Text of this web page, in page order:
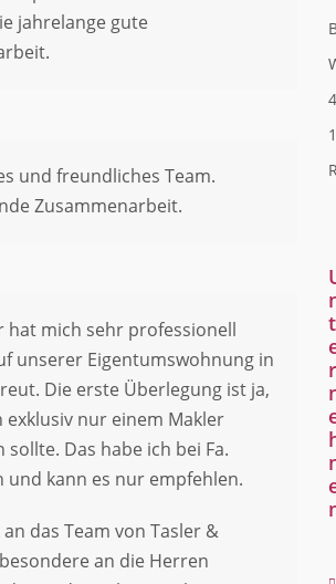
jahrelange gute
und freundliches Team.
Zusammenarbeit.
hat mich sehr professionell
unserer Eigentumswohnung in
Die erste Überlegung ist ja,
exklusiv nur einem Makler
Das habe ich bei Fa.
und kann es nur empfehlen.
das Team von Tasler &
an die Herren
t
r